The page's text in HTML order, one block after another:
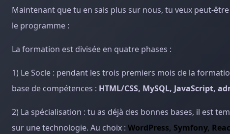
Maintenant que tu en sais plus sur nous, tu veux peut-
le programme :
La formation est divisée en quatre phases :
1) Le Socle : pendant les trois premiers mois de la
base de compétences : HTML/CSS, MySQL, JavaScript,
2) La spécialisation : tu as déjà des bonnes bases, il est
sur une technologie. Au choix : WordPress, Symfony,